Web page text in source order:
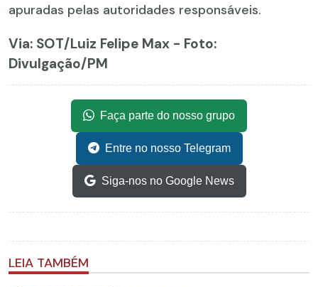
apuradas pelas autoridades responsáveis.
Via: SOT/Luiz Felipe Max - Foto:
Divulgação/PM
Faça parte do nosso grupo
Entre no nosso Telegram
Siga-nos no Google News
LEIA TAMBÉM